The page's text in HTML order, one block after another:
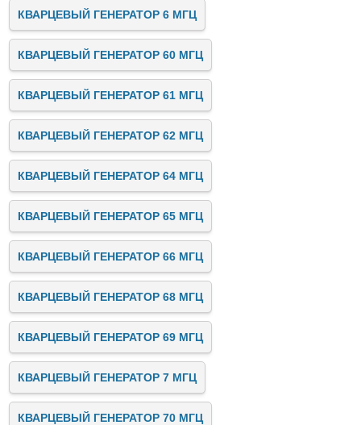
КВАРЦЕВЫЙ ГЕНЕРАТОР 6 МГЦ
КВАРЦЕВЫЙ ГЕНЕРАТОР 60 МГЦ
КВАРЦЕВЫЙ ГЕНЕРАТОР 61 МГЦ
КВАРЦЕВЫЙ ГЕНЕРАТОР 62 МГЦ
КВАРЦЕВЫЙ ГЕНЕРАТОР 64 МГЦ
КВАРЦЕВЫЙ ГЕНЕРАТОР 65 МГЦ
КВАРЦЕВЫЙ ГЕНЕРАТОР 66 МГЦ
КВАРЦЕВЫЙ ГЕНЕРАТОР 68 МГЦ
КВАРЦЕВЫЙ ГЕНЕРАТОР 69 МГЦ
КВАРЦЕВЫЙ ГЕНЕРАТОР 7 МГЦ
КВАРЦЕВЫЙ ГЕНЕРАТОР 70 МГЦ